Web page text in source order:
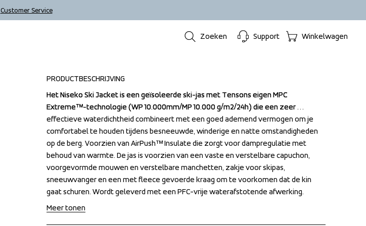
Customer Service
Zoeken Support Winkelwagen
PRODUCTBESCHRIJVING
Het Niseko Ski Jacket is een geïsoleerde ski-jas met Tensons eigen MPC
Extreme™-technologie (WP 10.000mm/MP 10.000 g/m2/24h) die een zeer
effectieve waterdichtheid combineert met een goed ademend vermogen om je
comfortabel te houden tijdens besneeuwde, winderige en natte omstandigheden
op de berg. Voorzien van AirPush™ Insulate die zorgt voor dampregulatie met
behoud van warmte. De jas is voorzien van een vaste en verstelbare capuchon,
voorgevormde mouwen en verstelbare manchetten, zakje voor skipas,
sneeuwvanger en een met fleece gevoerde kraag om te voorkomen dat de kin
gaat schuren. Wordt geleverd met een PFC-vrije waterafstotende afwerking.
Het Niseko Ski Jacket is een geïsoleerde ski-jas met Tensons eigen MPC
Extreme™-technologie (WP 10.000mm/MP 10.000 g/m2/24h) die een zeer
effectieve waterdichtheid combineert met een goed ademend vermogen om je
comfortabel te houden tijdens besneeuwde, winderige en natte omstandigheden
op de berg. Voorzien van AirPush™ Insulate die zorgt voor dampregulatie met
behoud van warmte. De jas is voorzien van een vaste en verstelbare capuchon,
voorgevormde mouwen en verstelbare manchetten, zakje voor skipas,
sneeuwvanger en een met fleece gevoerde kraag om te voorkomen dat de kin
gaat schuren. Wordt geleverd met een PFC-vrije waterafstotende afwerking.
Meer tonen